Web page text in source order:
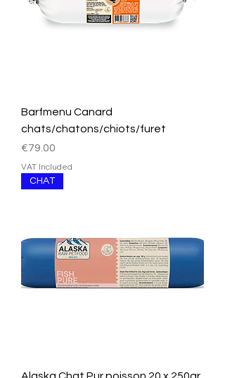
Barfmenu Canard
chats/chatons/chiots/furet
Price
€79.00
VAT Included
CHAT